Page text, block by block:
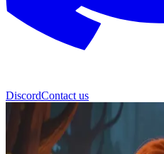
DiscordContact us